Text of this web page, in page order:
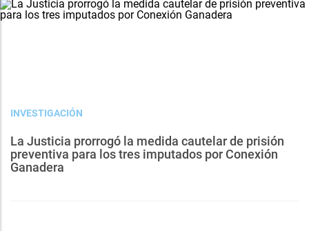
INVESTIGACIÓN
La Justicia prorrogó la medida cautelar de prisión
preventiva para los tres imputados por Conexión
Ganadera